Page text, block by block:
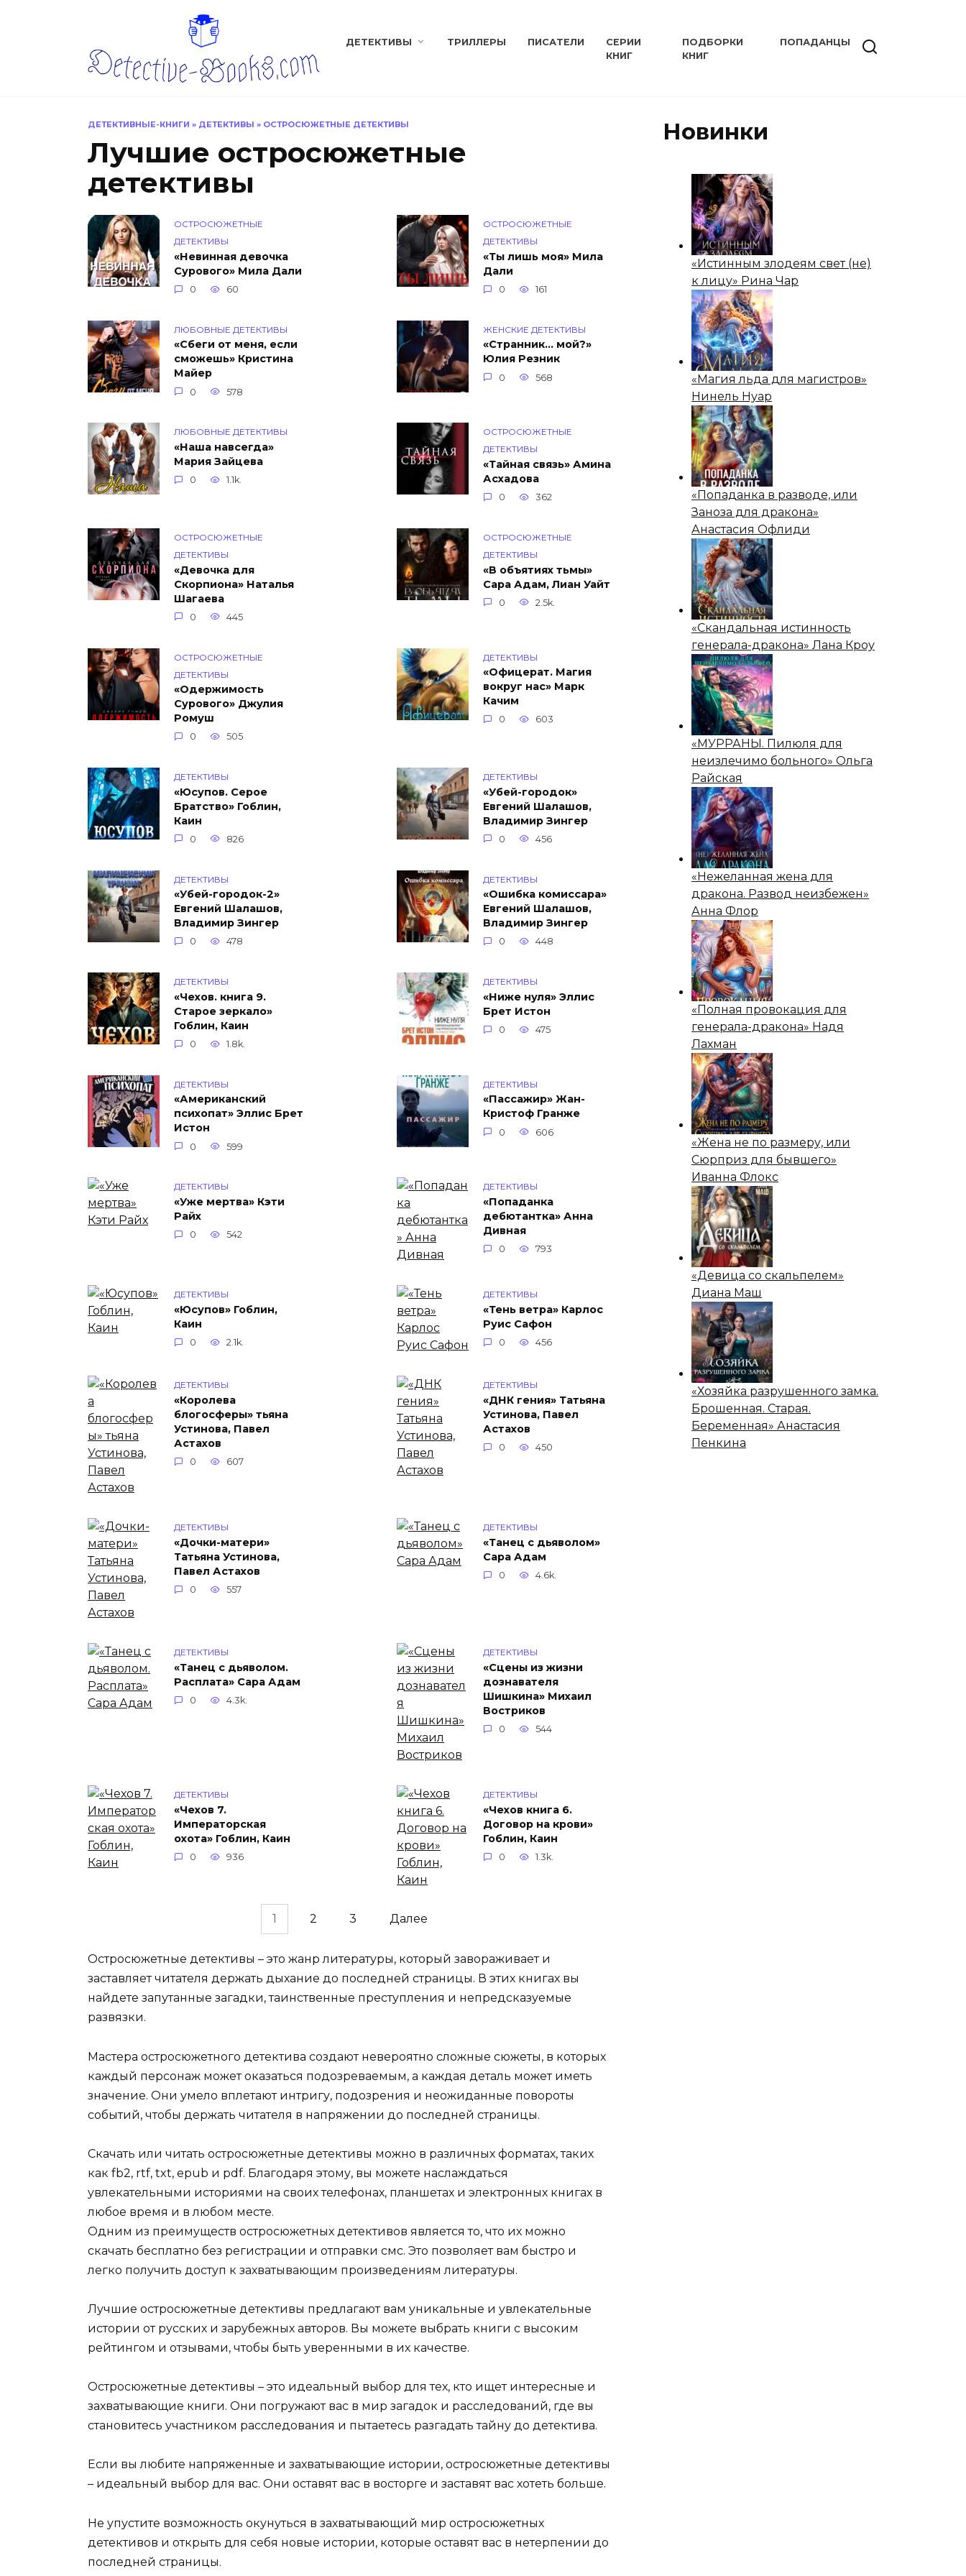
ДЕТЕКТИВЫ ТРИЛЛЕРЫ ПИСАТЕЛИ
СЕРИИ
КНИГ
ПОДБОРКИ
КНИГ
ПОПАДАНЦЫ
ДЕТЕКТИВНЫЕ-КНИГИ » ДЕТЕКТИВЫ » ОСТРОСЮЖЕТНЫЕ ДЕТЕКТИВЫ
Лучшие остросюжетные
детективы
ОСТРОСЮЖЕТНЫЕ
ДЕТЕКТИВЫ
«Невинная девочка
Сурового» Мила Дали
0 60
ОСТРОСЮЖЕТНЫЕ
ДЕТЕКТИВЫ
«Ты лишь моя» Мила
Дали
0 161
ЛЮБОВНЫЕ ДЕТЕКТИВЫ
«Сбеги от меня, если
сможешь» Кристина
Майер
0 578
ЖЕНСКИЕ ДЕТЕКТИВЫ
«Странник… мой?»
Юлия Резник
0 568
ЛЮБОВНЫЕ ДЕТЕКТИВЫ
«Наша навсегда»
Мария Зайцева
0 1.1k.
ОСТРОСЮЖЕТНЫЕ
ДЕТЕКТИВЫ
«Тайная связь» Амина
Асхадова
0 362
ОСТРОСЮЖЕТНЫЕ
ДЕТЕКТИВЫ
«Девочка для
Скорпиона» Наталья
Шагаева
0 445
ОСТРОСЮЖЕТНЫЕ
ДЕТЕКТИВЫ
«В объятиях тьмы»
Сара Адам, Лиан Уайт
0 2.5k.
ОСТРОСЮЖЕТНЫЕ
ДЕТЕКТИВЫ
«Одержимость
Сурового» Джулия
Ромуш
0 505
ДЕТЕКТИВЫ
«Офицерат. Магия
вокруг нас» Марк
Качим
0 603
ДЕТЕКТИВЫ
«Юсупов. Серое
Братство» Гоблин,
Каин
0 826
ДЕТЕКТИВЫ
«Убей-городок»
Евгений Шалашов,
Владимир Зингер
0 456
ДЕТЕКТИВЫ
«Убей-городок-2»
Евгений Шалашов,
Владимир Зингер
0 478
ДЕТЕКТИВЫ
«Ошибка комиссара»
Евгений Шалашов,
Владимир Зингер
0 448
ДЕТЕКТИВЫ
«Чехов. книга 9.
Старое зеркало»
Гоблин, Каин
0 1.8k.
ДЕТЕКТИВЫ
«Ниже нуля» Эллис
Брет Истон
0 475
ДЕТЕКТИВЫ
«Американский
психопат» Эллис Брет
Истон
0 599
ДЕТЕКТИВЫ
«Пассажир» Жан-
Кристоф Гранже
0 606
ДЕТЕКТИВЫ
«Уже мертва» Кэти
Райх
0 542
ДЕТЕКТИВЫ
«Попаданка
дебютантка» Анна
Дивная
0 793
ДЕТЕКТИВЫ
«Юсупов» Гоблин,
Каин
0 2.1k.
ДЕТЕКТИВЫ
«Тень ветра» Карлос
Руис Сафон
0 456
ДЕТЕКТИВЫ
«Королева
блогосферы» тьяна
Устинова, Павел
Астахов
0 607
ДЕТЕКТИВЫ
«ДНК гения» Татьяна
Устинова, Павел
Астахов
0 450
ДЕТЕКТИВЫ
«Дочки-матери»
Татьяна Устинова,
Павел Астахов
0 557
ДЕТЕКТИВЫ
«Танец с дьяволом»
Сара Адам
0 4.6k.
ДЕТЕКТИВЫ
«Танец с дьяволом.
Расплата» Сара Адам
0 4.3k.
ДЕТЕКТИВЫ
«Сцены из жизни
дознавателя
Шишкина» Михаил
Востриков
0 544
ДЕТЕКТИВЫ
«Чехов 7.
Императорская
охота» Гоблин, Каин
0 936
ДЕТЕКТИВЫ
«Чехов книга 6.
Договор на крови»
Гоблин, Каин
0 1.3k.
записям
1 2 3 Далее
Остросюжетные детективы – это жанр литературы, который завораживает и
заставляет читателя держать дыхание до последней страницы. В этих книгах вы
найдете запутанные загадки, таинственные преступления и непредсказуемые
развязки.
Мастера остросюжетного детектива создают невероятно сложные сюжеты, в которых
каждый персонаж может оказаться подозреваемым, а каждая деталь может иметь
значение. Они умело вплетают интригу, подозрения и неожиданные повороты
событий, чтобы держать читателя в напряжении до последней страницы.
Скачать или читать остросюжетные детективы можно в различных форматах, таких
как fb2, rtf, txt, epub и pdf. Благодаря этому, вы можете наслаждаться
увлекательными историями на своих телефонах, планшетах и электронных книгах в
любое время и в любом месте.
Одним из преимуществ остросюжетных детективов является то, что их можно
скачать бесплатно без регистрации и отправки смс. Это позволяет вам быстро и
легко получить доступ к захватывающим произведениям литературы.
Лучшие остросюжетные детективы предлагают вам уникальные и увлекательные
истории от русских и зарубежных авторов. Вы можете выбрать книги с высоким
рейтингом и отзывами, чтобы быть уверенными в их качестве.
Остросюжетные детективы – это идеальный выбор для тех, кто ищет интересные и
захватывающие книги. Они погружают вас в мир загадок и расследований, где вы
становитесь участником расследования и пытаетесь разгадать тайну до детектива.
Если вы любите напряженные и захватывающие истории, остросюжетные детективы
– идеальный выбор для вас. Они оставят вас в восторге и заставят вас хотеть больше.
Не упустите возможность окунуться в захватывающий мир остросюжетных
детективов и открыть для себя новые истории, которые оставят вас в нетерпении до
последней страницы.
Новинки
«Истинным злодеям свет (не)
к лицу» Рина Чар
«Магия льда для магистров»
Нинель Нуар
«Попаданка в разводе, или
Заноза для дракона»
Анастасия Офлиди
«Скандальная истинность
генерала-дракона» Лана Кроу
«МУРРАНЫ. Пилюля для
неизлечимо больного» Ольга
Райская
«Нежеланная жена для
дракона. Развод неизбежен»
Анна Флор
«Полная провокация для
генерала-дракона» Надя
Лахман
«Жена не по размеру, или
Сюрприз для бывшего»
Иванна Флокс
«Девица со скальпелем»
Диана Маш
«Хозяйка разрушенного замка.
Брошенная. Старая.
Беременная» Анастасия
Пенкина